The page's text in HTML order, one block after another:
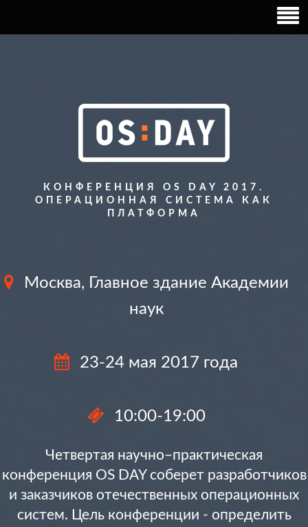
КОНФЕРЕНЦИЯ OS DAY 2017.
ОПЕРАЦИОННАЯ СИСТЕМА КАК
ПЛАТФОРМА
Москва, Главное здание Академии
наук
23-24 мая 2017 года
10:00-19:00
Четвертая научно–практическая
конференция OS DAY соберет разработчиков
и заказчиков отечественных операционных
систем. Цель конференции - определить